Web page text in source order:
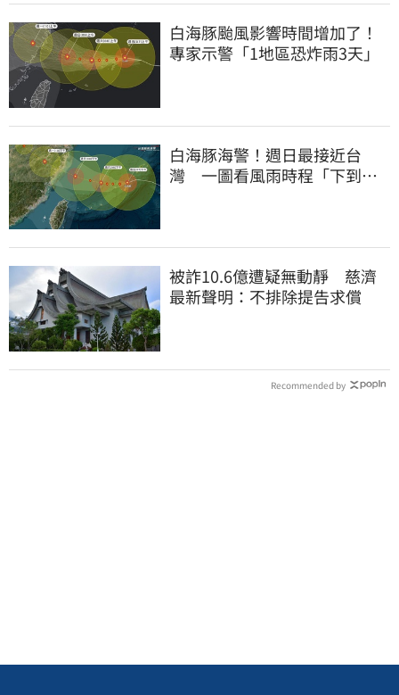
白海豚颱風影響時間增加了！
專家示警「1地區恐炸雨3天」
白海豚海警！週日最接近台
灣 一圖看風雨時程「下到發
被詐10.6億遭疑無動靜 慈濟
最新聲明：不排除提告求償
Recommended by